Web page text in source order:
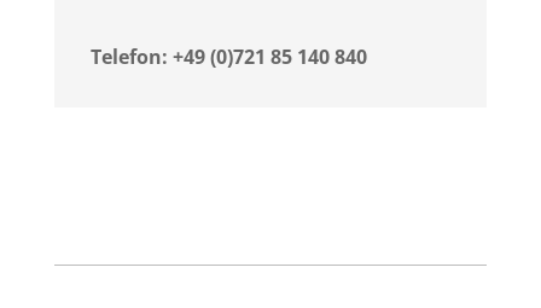
Telefon: +49 (0)721 85 140 840